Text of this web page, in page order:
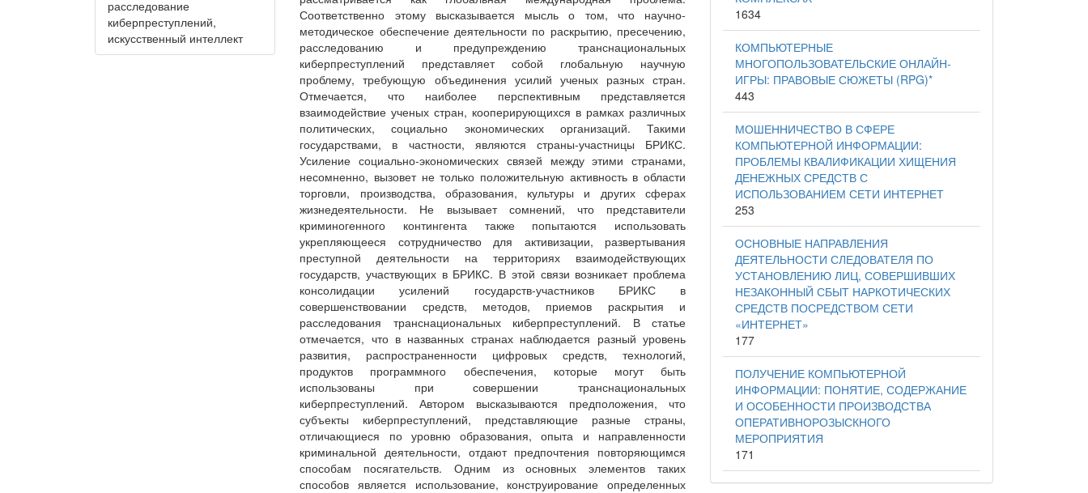
расследование
киберпреступлений,
искусственный интеллект
Соответственно этому высказывается мысль о том, что научно-
методическое обеспечение деятельности по раскрытию, пресечению,
расследованию и предупреждению транснациональных
киберпреступлений представляет собой глобальную научную
проблему, требующую объединения усилий ученых разных стран.
Отмечается, что наиболее перспективным представляется
взаимодействие ученых стран, кооперирующихся в рамках различных
политических, социально экономических организаций. Такими
государствами, в частности, являются страны-участницы БРИКС.
Усиление социально-экономических связей между этими странами,
несомненно, вызовет не только положительную активность в области
торговли, производства, образования, культуры и других сферах
жизнедеятельности. Не вызывает сомнений, что представители
криминогенного контингента также попытаются использовать
укрепляющееся сотрудничество для активизации, развертывания
преступной деятельности на территориях взаимодействующих
государств, участвующих в БРИКС. В этой связи возникает проблема
консолидации усилений государств-участников БРИКС в
совершенствовании средств, методов, приемов раскрытия и
расследования транснациональных киберпреступлений. В статье
отмечается, что в названных странах наблюдается разный уровень
развития, распространенности цифровых средств, технологий,
продуктов программного обеспечения, которые могут быть
использованы при совершении транснациональных
киберпреступлений. Автором высказываются предположения, что
субъекты киберпреступлений, представляющие разные страны,
отличающиеся по уровню образования, опыта и направленности
криминальной деятельности, отдают предпочтения повторяющимся
способам посягательств. Одним из основных элементов таких
способов является использование, конструирование определенных
1634
КОМПЬЮТЕРНЫЕ
МНОГОПОЛЬЗОВАТЕЛЬСКИЕ ОНЛАЙН-
ИГРЫ: ПРАВОВЫЕ СЮЖЕТЫ (RPG)*
443
МОШЕННИЧЕСТВО В СФЕРЕ
КОМПЬЮТЕРНОЙ ИНФОРМАЦИИ:
ПРОБЛЕМЫ КВАЛИФИКАЦИИ ХИЩЕНИЯ
ДЕНЕЖНЫХ СРЕДСТВ С
ИСПОЛЬЗОВАНИЕМ СЕТИ ИНТЕРНЕТ
253
ОСНОВНЫЕ НАПРАВЛЕНИЯ
ДЕЯТЕЛЬНОСТИ СЛЕДОВАТЕЛЯ ПО
УСТАНОВЛЕНИЮ ЛИЦ, СОВЕРШИВШИХ
НЕЗАКОННЫЙ СБЫТ НАРКОТИЧЕСКИХ
СРЕДСТВ ПОСРЕДСТВОМ СЕТИ
«ИНТЕРНЕТ»
177
ПОЛУЧЕНИЕ КОМПЬЮТЕРНОЙ
ИНФОРМАЦИИ: ПОНЯТИЕ, СОДЕРЖАНИЕ
И ОСОБЕННОСТИ ПРОИЗВОДСТВА
ОПЕРАТИВНОРОЗЫСКНОГО
МЕРОПРИЯТИЯ
171